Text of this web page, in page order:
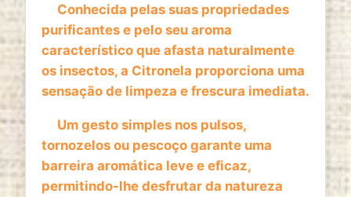
Conhecida pelas suas propriedades
purificantes e pelo seu aroma
característico que afasta naturalmente
os insectos, a Citronela proporciona uma
sensação de limpeza e frescura imediata.
Um gesto simples nos pulsos,
tornozelos ou pescoço garante uma
barreira aromática leve e eficaz,
permitindo-lhe desfrutar da natureza
Purpose:
Análise estatística anónima da utilização do
website
Cookie duration: